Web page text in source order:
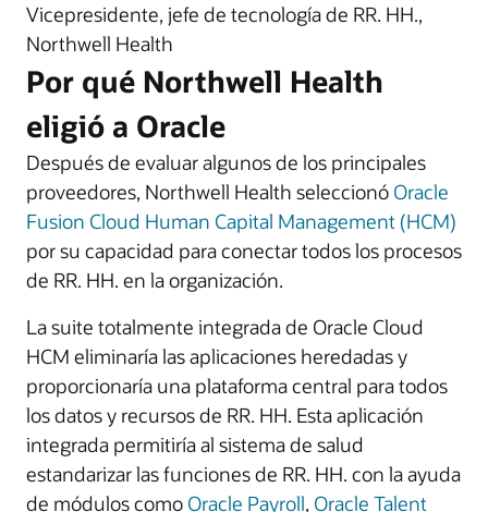
Vicepresidente, jefe de tecnología de RR. HH.,
Northwell Health
Por qué Northwell Health
eligió a Oracle
Después de evaluar algunos de los principales
proveedores, Northwell Health seleccionó Oracle
Fusion Cloud Human Capital Management (HCM)
por su capacidad para conectar todos los procesos
de RR. HH. en la organización.
La suite totalmente integrada de Oracle Cloud
HCM eliminaría las aplicaciones heredadas y
proporcionaría una plataforma central para todos
los datos y recursos de RR. HH. Esta aplicación
integrada permitiría al sistema de salud
estandarizar las funciones de RR. HH. con la ayuda
de módulos como Oracle Payroll, Oracle Talent